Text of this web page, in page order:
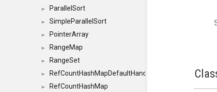
► ParallelSort
► SimpleParallelSort
► PointerArray
► RangeMap
► RangeSet
► RefCountHashMapDefaultHandler
► RefCountHashMap